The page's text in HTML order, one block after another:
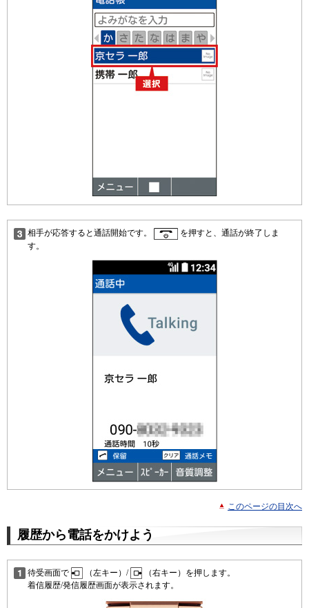
相手が応答すると通話開始です。
を押すと、通話が終了しま
す。
このページの目次へ
履歴から電話をかけよう
待受画面で （左キー）/
（右キー）を押します。
着信履歴/発信履歴画面が表示されます。